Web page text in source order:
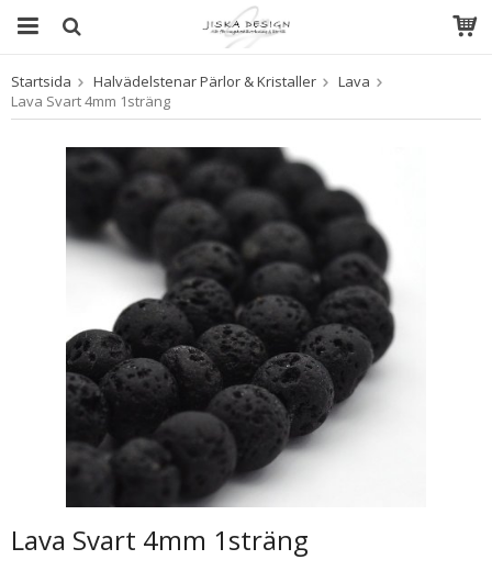
Produkten har blivit tillagd i varukorgen
Startsida Halvädelstenar Pärlor & Kristaller
Lava
Lava Svart 4mm 1sträng
Lava Svart 4mm 1sträng